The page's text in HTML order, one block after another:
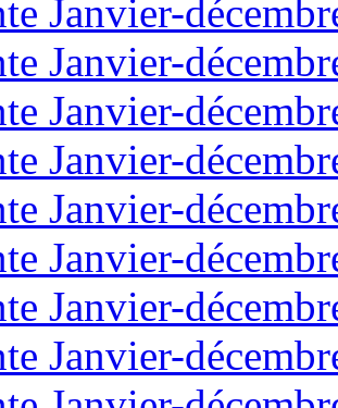
Janvier-
Janvier-
Janvier-
Janvier-
Janvier-
Janvier-
Janvier-
Janvier-